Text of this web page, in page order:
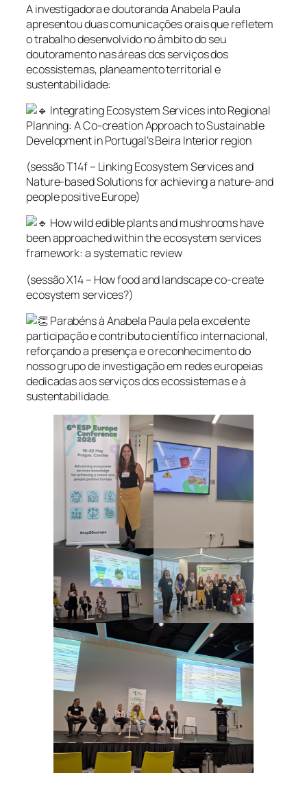
A investigadora e doutoranda Anabela Paula
apresentou duas comunicações orais que refletem
o trabalho desenvolvido no âmbito do seu
doutoramento nas áreas dos serviços dos
ecossistemas, planeamento territorial e
sustentabilidade:
Integrating Ecosystem Services into Regional
Planning: A Co-creation Approach to Sustainable
Development in Portugal’s Beira Interior region
(sessão T14f – Linking Ecosystem Services and
Nature-based Solutions for achieving a nature-and
people positive Europe)
How wild edible plants and mushrooms have
been approached within the ecosystem services
framework: a systematic review
(sessão X14 – How food and landscape co-create
ecosystem services?)
Parabéns à Anabela Paula pela excelente
participação e contributo científico internacional,
reforçando a presença e o reconhecimento do
nosso grupo de investigação em redes europeias
dedicadas aos serviços dos ecossistemas e à
sustentabilidade.